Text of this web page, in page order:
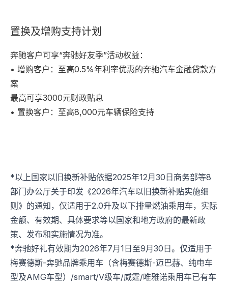
置换及增购支持计划
奔驰客户可享“奔驰好友季”活动权益：
• 增购客户：至高0.5%年利率优惠的奔驰汽车金融贷款方
案
最高可享3000元财政贴息
• 置换客户：至高8,000元车辆保险支持
*以上国家以旧换新补贴依据2025年12月30日商务部等8
部门办公厅关于印发《2026年汽车以旧换新补贴实施细
则》的通知，仅适用于2.0升及以下排量燃油乘用车，实际
金额、有效期、具体要求等以国家和地方政府的最新政
策、发布和实施情况为准。
*奔驰好礼有效期为2026年7月1日至9月30日。仅适用于
梅赛德斯-奔驰品牌乘用车（含梅赛德斯-迈巴赫、纯电车
型及AMG车型）/smart/V级车/威霆/唯雅诺乘用车已有车